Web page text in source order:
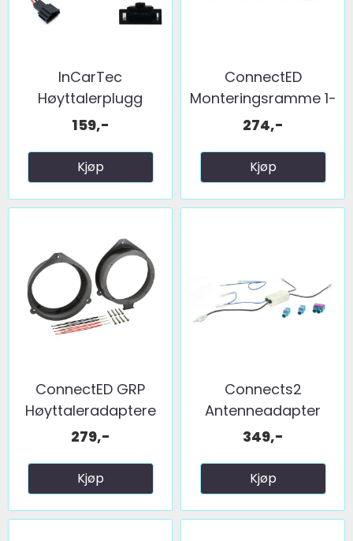
InCarTec
Høyttalerplugg
adaptere ...
159,-
Kjøp
ConnectED
Monteringsramme 1-
DIN Audi A4 ...
274,-
Kjøp
ConnectED GRP
Høyttaleradaptere
(165mm) ...
279,-
Kjøp
Connects2
Antenneadapter
(FM) 2 x fakra ...
349,-
Kjøp